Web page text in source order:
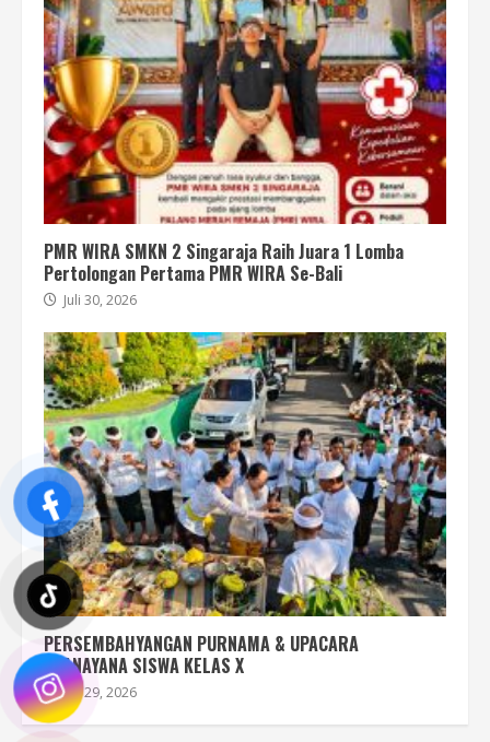
PMR WIRA SMKN 2 Singaraja Raih Juara 1 Lomba
Pertolongan Pertama PMR WIRA Se-Bali
Juli 30, 2026
PERSEMBAHYANGAN PURNAMA & UPACARA
UPANAYANA SISWA KELAS X
Juli 29, 2026